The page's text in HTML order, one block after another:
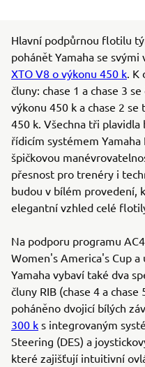
Hlavní podpůrnou flotilu
pohánět Yamaha se
XTO V8 o výkonu 450 k. K
čluny: chase 1 a chase 3
výkonu 450 k a chase 2
450 k. Všechna tři
řídicím systémem
špičkovou
přesnost pro trenéry i
budou v bílém provedení,
elegantní vzhled celé
Na podporu programu
Women's America's Cup
Yamaha vybaví také dva
čluny RIB (chase 4 a
poháněno dvojicí bílých
300 k s integrovaným
Steering (DES) a
které zajišťují intuitivní